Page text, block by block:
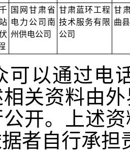
国网甘肃省
电力公司南
州供电公司
甘肃蓝环工程
技术服务有限
公司
甘
曲
可以通过电
关资料由
开。上述
者自行承担